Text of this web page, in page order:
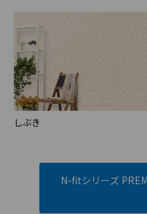
しぶき
N-fitシリーズ